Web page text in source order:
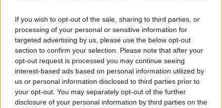
If you wish to opt-out of the sale, sharing to third parties, or
processing of your personal or sensitive information for
targeted advertising by us, please use the below opt-out
section to confirm your selection. Please note that after your
opt-out request is processed you may continue seeing
interest-based ads based on personal information utilized by
us or personal information disclosed to third parties prior to
your opt-out. You may separately opt-out of the further
disclosure of your personal information by third parties on the